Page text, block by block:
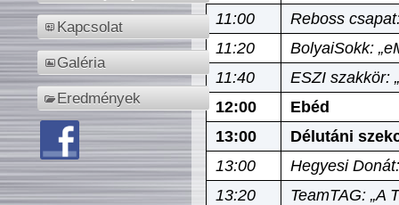
Kapcsolat
Galéria
Eredmények
11:00
Reboss
11:20
BolyaiSokk:
11:40
ESZI szakkör:
12:00
Ebéd
13:00
Délutáni
13:00
Hegyesi
13:20
TeamTAG: „A